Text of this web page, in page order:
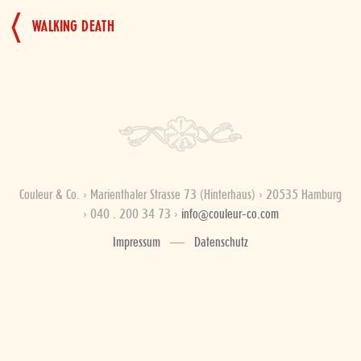
BEITRAGSNAVIGATION
WALKING DEATH
Couleur & Co. › Marienthaler Strasse 73 (Hinterhaus) › 20535 Hamburg
› 040 . 200 34 73 › info@couleur-co.com
Impressum
Datenschutz